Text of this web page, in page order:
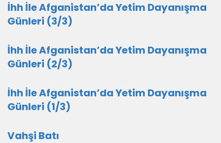
İhh İle Afganistan’da Yetim Dayanışma
Günleri (3/3)
İhh İle Afganistan’da Yetim Dayanışma
Günleri (2/3)
İhh İle Afganistan’da Yetim Dayanışma
Günleri (1/3)
Vahşi Batı